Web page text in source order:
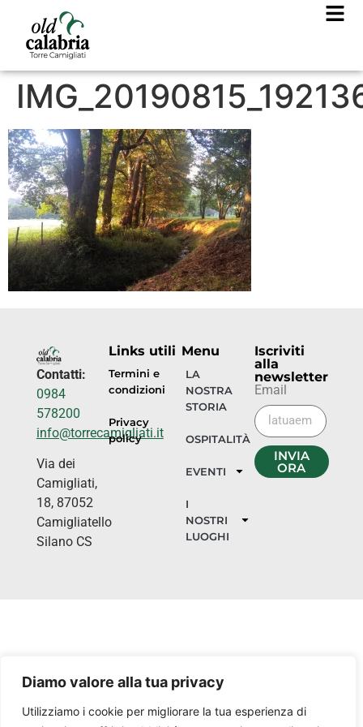
Diamo valore alla tua privacy
Utilizziamo i cookie per migliorare la tua esperienza di
Contatti:
0984
578200
info@torrecamigliati.it
Via dei
Camigliati,
18, 87052
Camigliatello
Silano CS
Links utili
Termini e
condizioni
Privacy
policy
Menu
LA
NOSTRA
STORIA
OSPITALITÀ
EVENTI
I
NOSTRI
LUOGHI
Iscriviti
alla
newsletter
Email
INVIA
ORA